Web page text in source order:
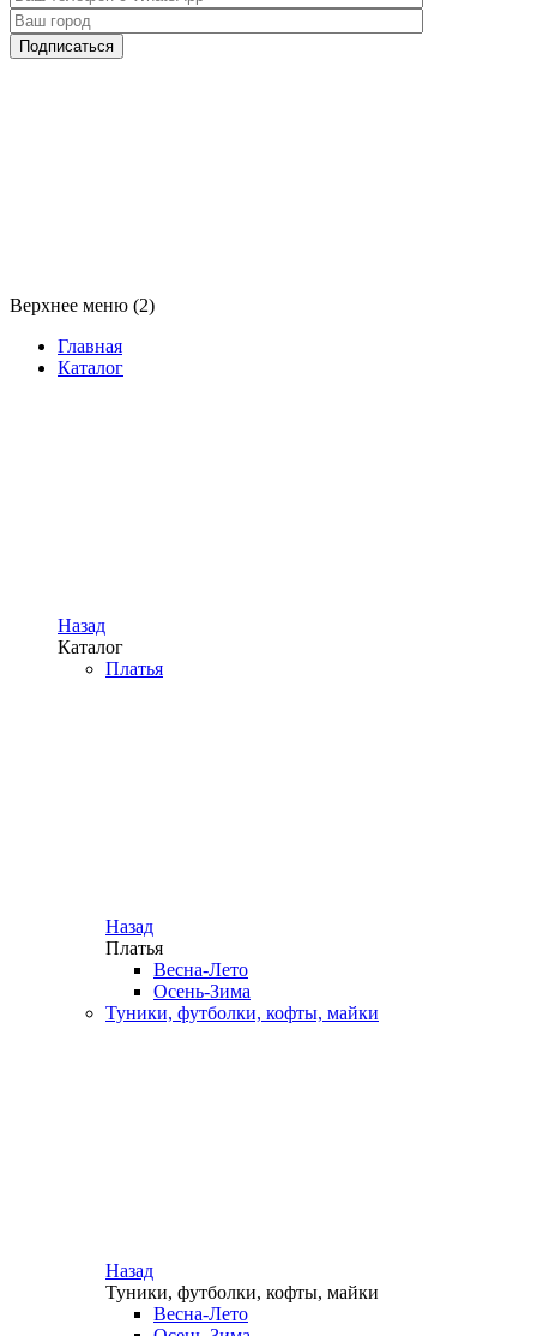
Верхнее меню (2)
Главная
Каталог
Назад
Каталог
Платья
Назад
Платья
Весна-Лето
Осень-Зима
Туники, футболки, кофты, майки
Назад
Туники, футболки, кофты, майки
Весна-Лето